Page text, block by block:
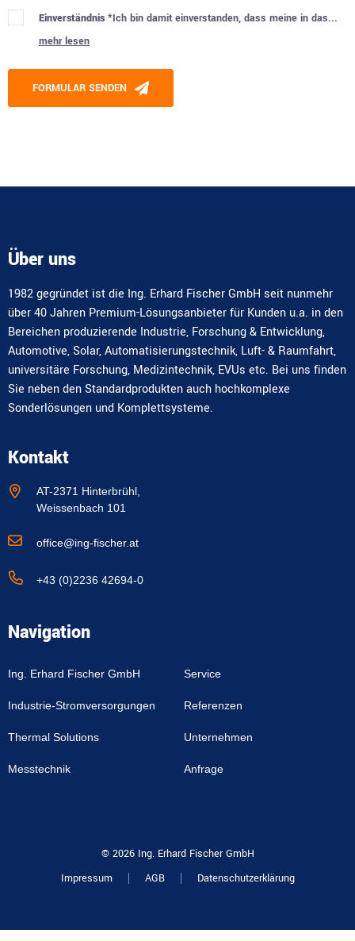
Einverständnis *Ich bin damit einverstanden, dass meine in das...
mehr lesen
Please leave this field empty.
FORMULAR SENDEN
Über uns
1982 gegründet ist die Ing. Erhard Fischer GmbH seit nunmehr
über 40 Jahren Premium-Lösungsanbieter für Kunden u.a. in den
Bereichen produzierende Industrie, Forschung & Entwicklung,
Automotive, Solar, Automatisierungstechnik, Luft- & Raumfahrt,
universitäre Forschung, Medizintechnik, EVUs etc. Bei uns finden
Sie neben den Standardprodukten auch hochkomplexe
Sonderlösungen und Komplettsysteme.
Kontakt
AT-2371 Hinterbrühl,
Weissenbach 101
office@ing-fischer.at
+43 (0)2236 42694-0
Navigation
Ing. Erhard Fischer GmbH
Industrie-Stromversorgungen
Thermal Solutions
Messtechnik
Service
Referenzen
Unternehmen
Anfrage
© 2026 Ing. Erhard Fischer GmbH
Impressum
AGB Datenschutzerklärung